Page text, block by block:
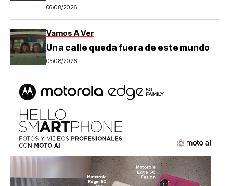
06/08/2026
Vamos A Ver
Una calle queda fuera de este mundo
05/08/2026